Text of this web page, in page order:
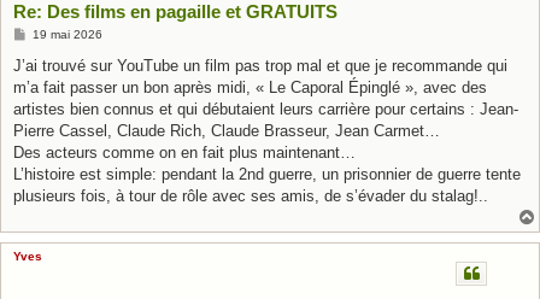
Re: Des films en pagaille et GRATUITS
M
s
a
g
19 mai 2026
J’ai trouvé sur YouTube un film pas trop mal et que je recommande qui
m’a fait passer un bon après midi, « Le Caporal Épinglé », avec des
artistes bien connus et qui débutaient leurs carrière pour certains : Jean-
Pierre Cassel, Claude Rich, Claude Brasseur, Jean Carmet…
Des acteurs comme on en fait plus maintenant…
L’histoire est simple: pendant la 2nd guerre, un prisonnier de guerre tente
plusieurs fois, à tour de rôle avec ses amis, de s’évader du stalag!..
Yves